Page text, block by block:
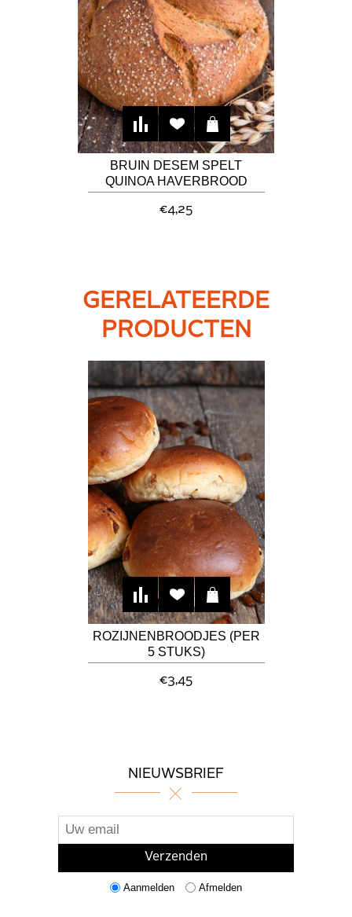
BRUIN DESEM SPELT
QUINOA HAVERBROOD
€4,25
GERELATEERDE
PRODUCTEN
ROZIJNENBROODJES (PER
5 STUKS)
€3,45
NIEUWSBRIEF
Aanmelden Afmelden